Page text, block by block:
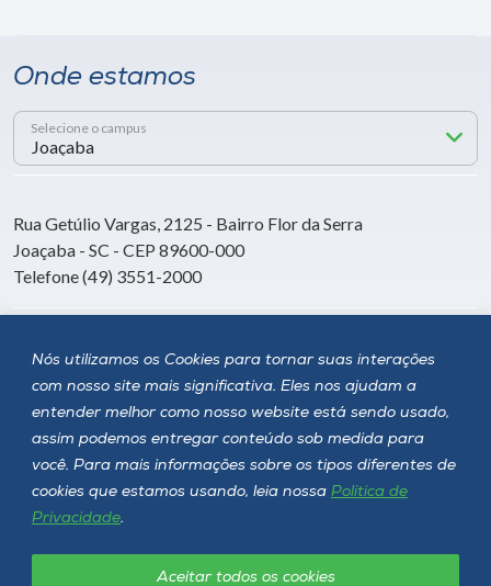
Nós utilizamos os Cookies para tornar suas interações
com nosso site mais significativa. Eles nos ajudam a
entender melhor como nosso website está sendo usado,
assim podemos entregar conteúdo sob medida para
você. Para mais informações sobre os tipos diferentes de
cookies que estamos usando, leia nossa Política de
Privacidade.
Aceitar todos os cookies
Onde estamos
Selecione o campus
Rua Getúlio Vargas, 2125 - Bairro Flor da Serra
Joaçaba - SC - CEP 89600-000
Telefone (49) 3551-2000
Siga a Unoesc